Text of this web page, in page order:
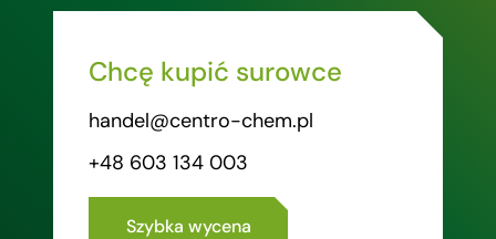
Chcę kupić surowce
handel@centro-chem.pl
+48 603 134 003
Szybka wycena